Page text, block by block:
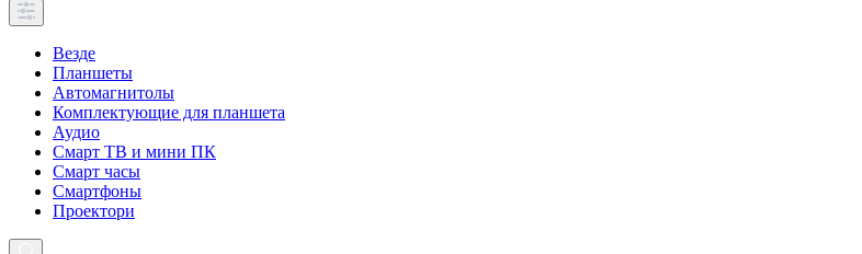
Везде
Планшеты
Автомагнитолы
Комплектующие для планшета
Аудио
Смарт ТВ и мини ПК
Смарт часы
Смартфоны
Проектори